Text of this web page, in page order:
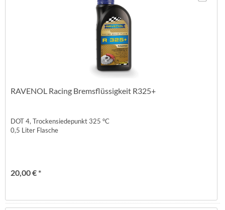
RAVENOL Racing Bremsflüssigkeit R325+
DOT 4, Trockensiedepunkt 325 °C
0,5 Liter Flasche
20,00 € *